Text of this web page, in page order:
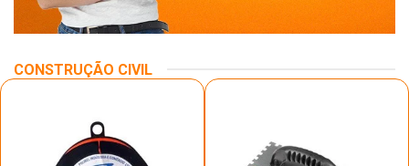
CONSTRUÇÃO CIVIL